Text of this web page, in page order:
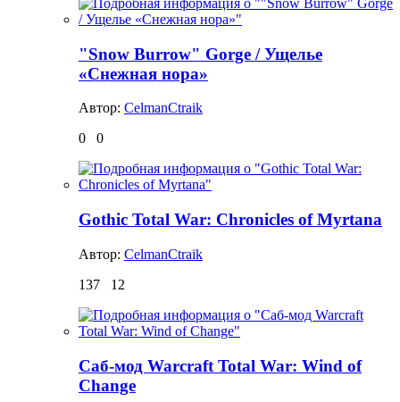
"Snow Burrow" Gorge / Ущелье
«Снежная нора»
Автор: CelmanCtraik
0
0
Gothic Total War: Chronicles of Myrtana
Автор: CelmanCtraik
137
12
Саб-мод Warcraft Total War: Wind of
Change